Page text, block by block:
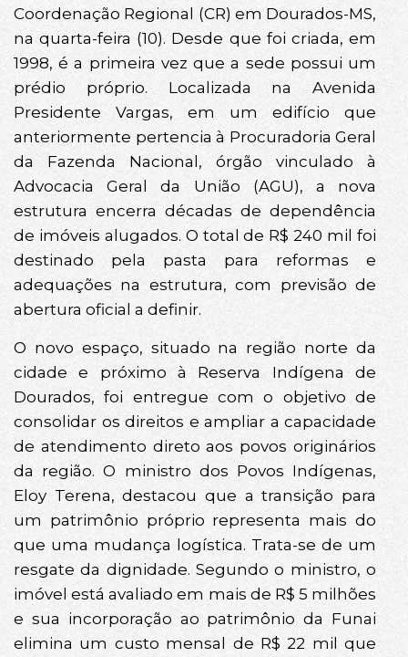
Coordenação Regional (CR) em Dourados-MS,
na quarta-feira (10). Desde que foi criada, em
1998, é a primeira vez que a sede possui um
prédio próprio. Localizada na Avenida
Presidente Vargas, em um edifício que
anteriormente pertencia à Procuradoria Geral
da Fazenda Nacional, órgão vinculado à
Advocacia Geral da União (AGU), a nova
estrutura encerra décadas de dependência
de imóveis alugados. O total de R$ 240 mil foi
destinado pela pasta para reformas e
adequações na estrutura, com previsão de
abertura oficial a definir.
O novo espaço, situado na região norte da
cidade e próximo à Reserva Indígena de
Dourados, foi entregue com o objetivo de
consolidar os direitos e ampliar a capacidade
de atendimento direto aos povos originários
da região. O ministro dos Povos Indígenas,
Eloy Terena, destacou que a transição para
um patrimônio próprio representa mais do
que uma mudança logística. Trata-se de um
resgate da dignidade. Segundo o ministro, o
imóvel está avaliado em mais de R$ 5 milhões
e sua incorporação ao patrimônio da Funai
elimina um custo mensal de R$ 22 mil que